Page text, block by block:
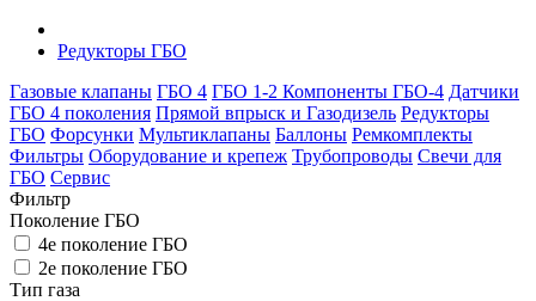
Редукторы ГБО
Газовые клапаны ГБО 4 ГБО 1-2 Компоненты ГБО-4 Датчики
ГБО 4 поколения Прямой впрыск и Газодизель Редукторы
ГБО Форсунки Мультиклапаны Баллоны Ремкомплекты
Фильтры Оборудование и крепеж Трубопроводы Свечи для
ГБО Сервис
Фильтр
Поколение ГБО
4е поколение ГБО
2е поколение ГБО
Тип газа